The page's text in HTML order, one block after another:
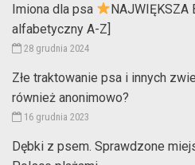
Imiona dla psa
NAJWIĘKSZA
alfabetyczny A-Z]
28 grudnia 2024
Złe traktowanie psa i innych
również anonimowo?
16 grudnia 2023
Dębki z psem. Sprawdzone